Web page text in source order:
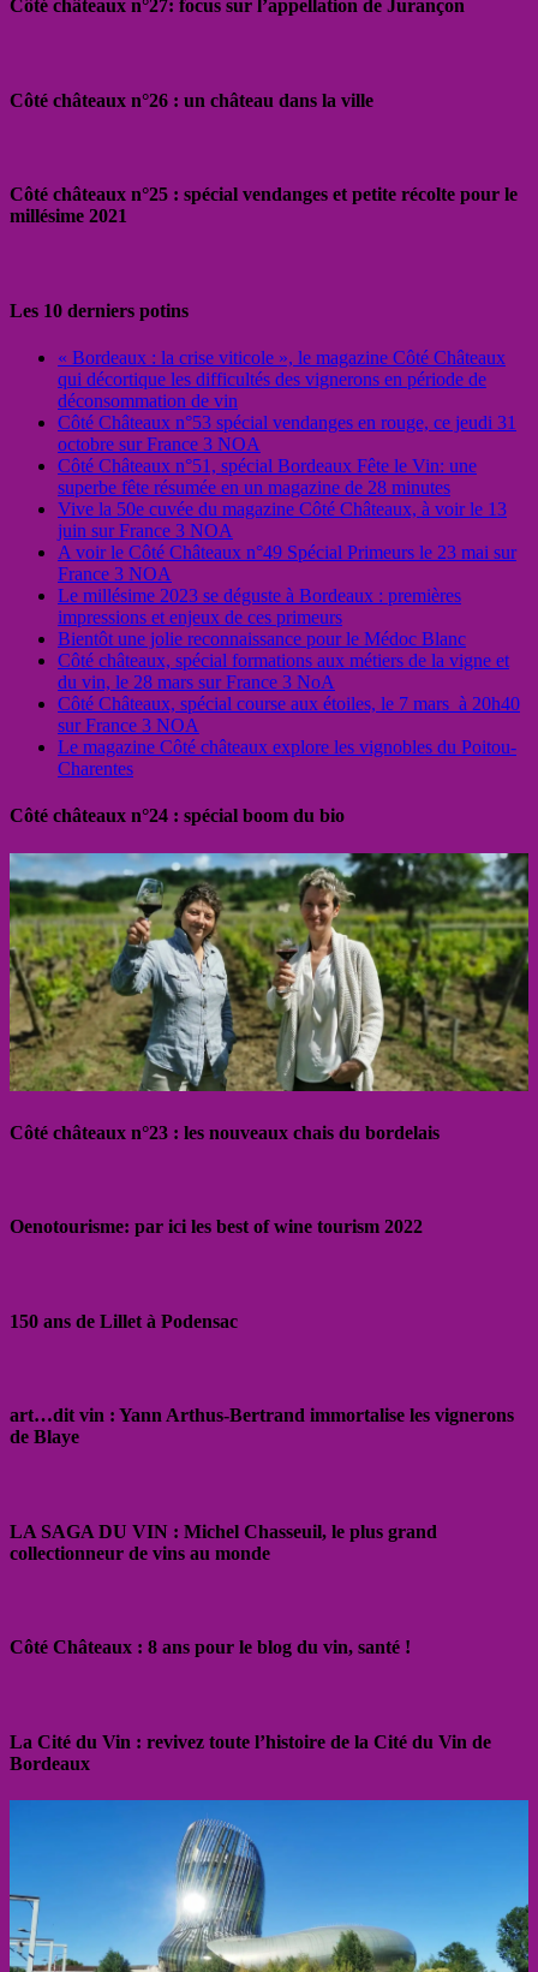
Côté châteaux n°27: focus sur l’appellation de Jurançon
Côté châteaux n°26 : un château dans la ville
Côté châteaux n°25 : spécial vendanges et petite récolte pour le
millésime 2021
Les 10 derniers potins
« Bordeaux : la crise viticole », le magazine Côté Châteaux
qui décortique les difficultés des vignerons en période de
déconsommation de vin
Côté Châteaux n°53 spécial vendanges en rouge, ce jeudi 31
octobre sur France 3 NOA
Côté Châteaux n°51, spécial Bordeaux Fête le Vin: une
superbe fête résumée en un magazine de 28 minutes
Vive la 50e cuvée du magazine Côté Châteaux, à voir le 13
juin sur France 3 NOA
A voir le Côté Châteaux n°49 Spécial Primeurs le 23 mai sur
France 3 NOA
Le millésime 2023 se déguste à Bordeaux : premières
impressions et enjeux de ces primeurs
Bientôt une jolie reconnaissance pour le Médoc Blanc
Côté châteaux, spécial formations aux métiers de la vigne et
du vin, le 28 mars sur France 3 NoA
Côté Châteaux, spécial course aux étoiles, le 7 mars à 20h40
sur France 3 NOA
Le magazine Côté châteaux explore les vignobles du Poitou-
Charentes
Côté châteaux n°24 : spécial boom du bio
Côté châteaux n°23 : les nouveaux chais du bordelais
Oenotourisme: par ici les best of wine tourism 2022
150 ans de Lillet à Podensac
art…dit vin : Yann Arthus-Bertrand immortalise les vignerons
de Blaye
LA SAGA DU VIN : Michel Chasseuil, le plus grand
collectionneur de vins au monde
Côté Châteaux : 8 ans pour le blog du vin, santé !
La Cité du Vin : revivez toute l’histoire de la Cité du Vin de
Bordeaux